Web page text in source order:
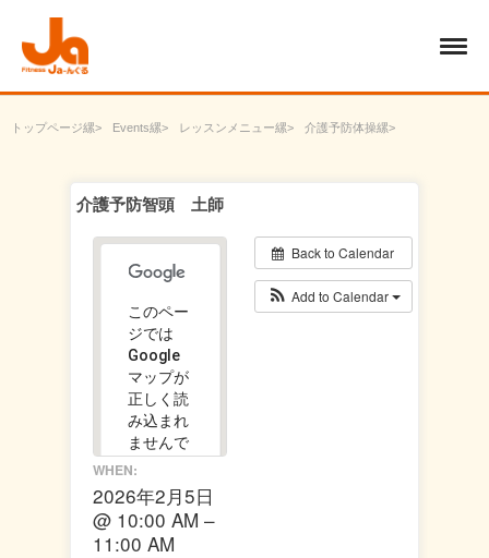
トップページ Events レッスンメニュー
介護予防体操
介護予防智頭 土師
Back to Calendar
Add to Calendar
このペー
ジでは
Google
マップが
正しく読
み込まれ
ませんで
した。
この
ウェ
ブサ
WHEN:
2026年2月5日
@ 10:00 AM –
11:00 AM